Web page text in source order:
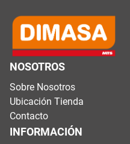
NOSOTROS
Sobre Nosotros
Ubicación Tienda
Contacto
INFORMACIÓN